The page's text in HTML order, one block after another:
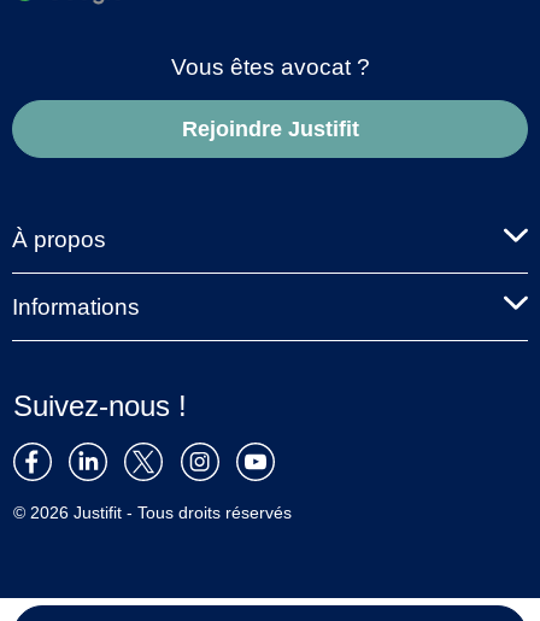
Vous êtes avocat ?
Rejoindre Justifit
À propos
Informations
Suivez-nous !
© 2026 Justifit - Tous droits réservés